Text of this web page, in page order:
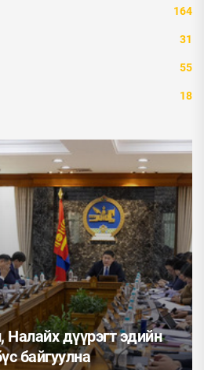
164
31
55
18
УЛС ТӨР
Монгол Улсын
ээжүүдэд